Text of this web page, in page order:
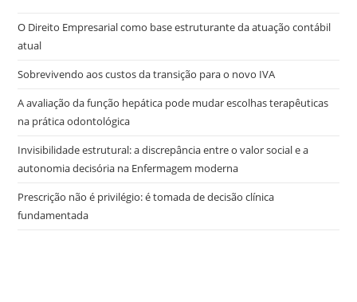
O Direito Empresarial como base estruturante da atuação contábil
atual
Sobrevivendo aos custos da transição para o novo IVA
A avaliação da função hepática pode mudar escolhas terapêuticas
na prática odontológica
Invisibilidade estrutural: a discrepância entre o valor social e a
autonomia decisória na Enfermagem moderna
Prescrição não é privilégio: é tomada de decisão clínica
fundamentada